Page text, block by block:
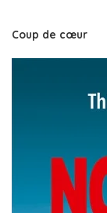
Coup de cœur